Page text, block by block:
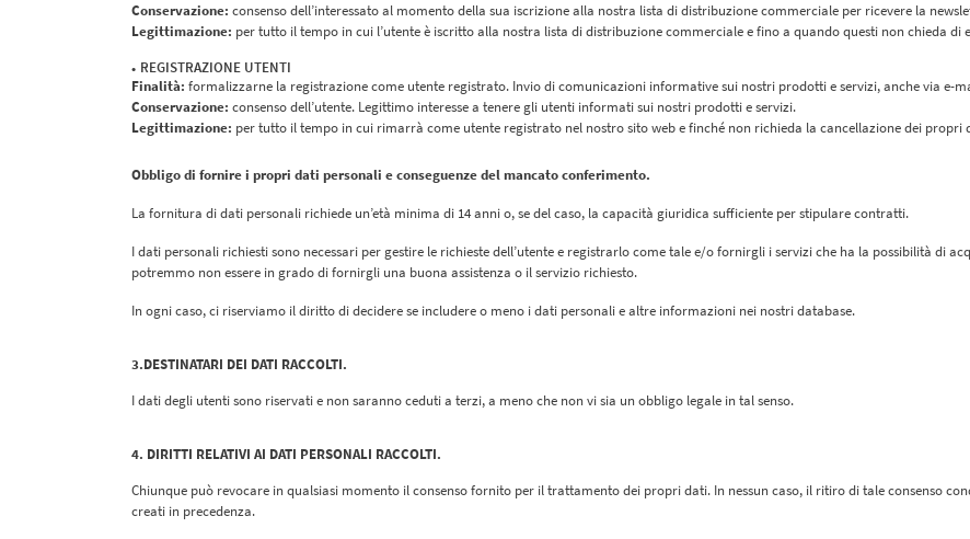
Conservazione: consenso dell’interessato al momento della sua iscrizione alla nostra lista di distribuzione commerciale per ricevere la
Legittimazione: per tutto il tempo in cui l’utente è iscritto alla nostra lista di distribuzione commerciale e fino a quando questi non chieda di
REGISTRAZIONE UTENTI
Finalità: formalizzarne la registrazione come utente registrato. Invio di comunicazioni informative sui nostri prodotti e servizi, anche via e-
Conservazione: consenso dell’utente. Legittimo interesse a tenere gli utenti informati sui nostri prodotti e servizi.
Legittimazione: per tutto il tempo in cui rimarrà come utente registrato nel nostro sito web e finché non richieda la cancellazione dei
Obbligo di fornire i propri dati personali e conseguenze del mancato conferimento.
La fornitura di dati personali richiede un’età minima di 14 anni o, se del caso, la capacità giuridica sufficiente per stipulare contratti.
I dati personali richiesti sono necessari per gestire le richieste dell’utente e registrarlo come tale e/o fornirgli i servizi che ha la possibilità di
potremmo non essere in grado di fornirgli una buona assistenza o il servizio richiesto.
In ogni caso, ci riserviamo il diritto di decidere se includere o meno i dati personali e altre informazioni nei nostri database.
3.DESTINATARI DEI DATI RACCOLTI.
I dati degli utenti sono riservati e non saranno ceduti a terzi, a meno che non vi sia un obbligo legale in tal senso.
4. DIRITTI RELATIVI AI DATI PERSONALI RACCOLTI.
Chiunque può revocare in qualsiasi momento il consenso fornito per il trattamento dei propri dati. In nessun caso, il ritiro di tale consenso
creati in precedenza.